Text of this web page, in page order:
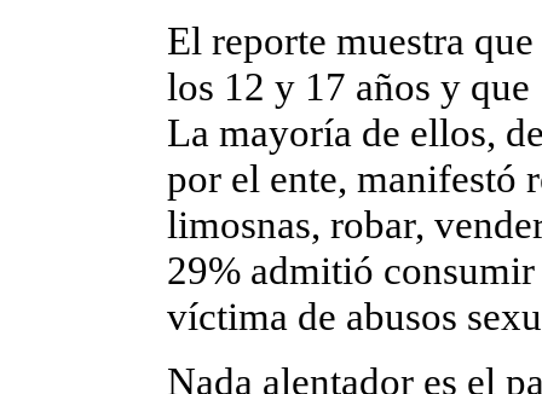
El reporte muestra
los 12 y 17 años y
La mayoría de ellos,
por el ente, manifestó
limosnas, robar,
29% admitió
víctima de abusos
Nada alentador es el